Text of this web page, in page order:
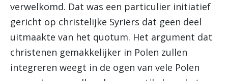
verwelkomd. Dat was een particulier initiatief
gericht op christelijke Syriërs dat geen deel
uitmaakte van het quotum. Het argument dat
christenen gemakkelijker in Polen zullen
integreren weegt in de ogen van vele Polen